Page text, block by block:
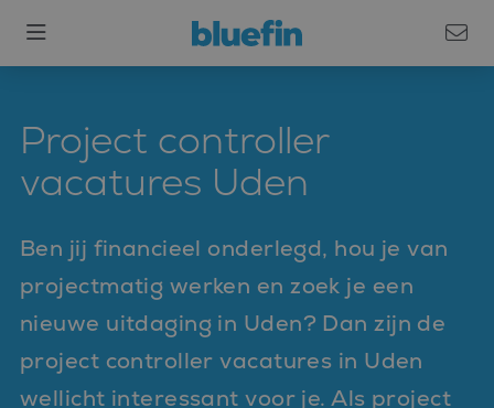
Project controller
vacatures Uden
Ben jij financieel onderlegd, hou je van
projectmatig werken en zoek je een
nieuwe uitdaging in Uden? Dan zijn de
project controller vacatures in Uden
wellicht interessant voor je. Als project